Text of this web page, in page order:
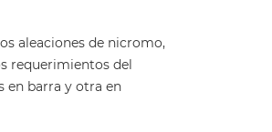
aleaciones de nicromo,
requerimientos del
en barra y otra en